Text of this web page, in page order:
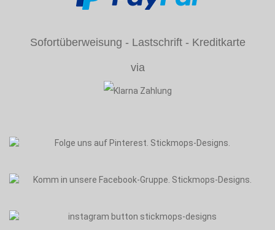
Sofortüberweisung - Lastschrift - Kreditkarte
via